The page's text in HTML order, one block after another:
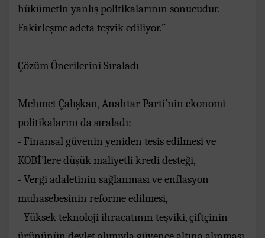
hükümetin yanlış politikalarının sonucudur.
Fakirleşme adeta teşvik ediliyor.”
Çözüm Önerilerini Sıraladı
Mehmet Çalışkan, Anahtar Parti’nin ekonomi
politikalarını da sıraladı:
- Finansal güvenin yeniden tesis edilmesi ve
KOBİ’lere düşük maliyetli kredi desteği,
- Vergi adaletinin sağlanması ve enflasyon
muhasebesinin reforme edilmesi,
- Yüksek teknoloji ihracatının teşviki, çiftçinin